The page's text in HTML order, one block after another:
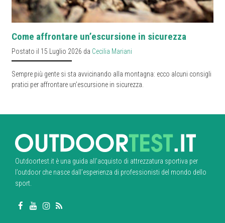
Come affrontare un’escursione in sicurezza
Postato il 15 Luglio 2026 da Cecilia Mariani
Sempre più gente si sta avvicinando alla montagna: ecco alcuni consigli
pratici per affrontare un’escursione in sicurezza.
Outdoortest.it è una guida all’acquisto di attrezzatura sportiva per
l’outdoor che nasce dall’esperienza di professionisti del mondo dello
sport.